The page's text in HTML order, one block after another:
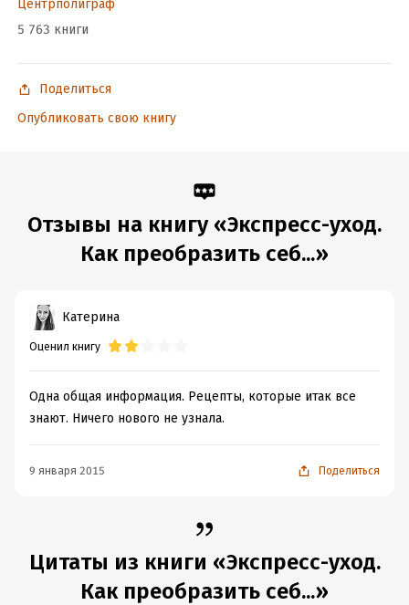
ISBN (EAN):
9785227047953
Время на чтение:
Центрполиграф
5 763 книги
Поделиться
Опубликовать свою книгу
Отзывы на книгу «Экспресс-уход.
Как преобразить себ...»
Катерина
Оценил книгу
Одна общая информация. Рецепты, которые итак все
знают. Ничего нового не узнала.
9 января 2015 Поделиться
Цитаты из книги «Экспресс-уход.
Как преобразить себ...»